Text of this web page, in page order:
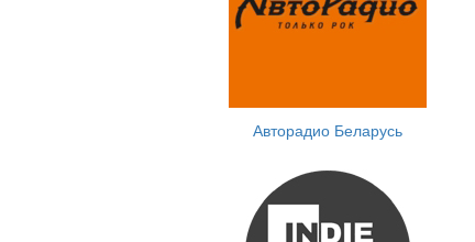
Авторадио Беларусь